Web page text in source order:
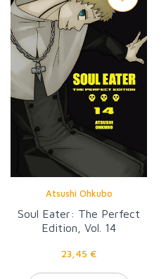
Atsushi Ohkubo
Soul Eater: The Perfect
Edition, Vol. 14
23,45 €